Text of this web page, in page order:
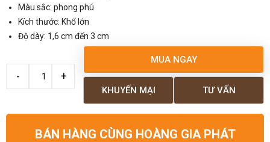
Màu sắc: phong phú
Kích thước: Khổ lớn
Độ dày: 1,6 cm đến 3 cm
MUA NGAY
TƯ VẤN
KHUYẾN MẠI
BÁN HÀNG CÙNG HOÀNG GIA PHÁT